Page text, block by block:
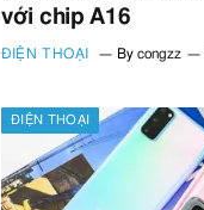
với chip A16
ĐIỆN THOẠI By congzz
ĐIỆN THOẠI